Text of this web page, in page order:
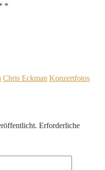
*
Chris Eckman Konzertfotos
Erforderliche